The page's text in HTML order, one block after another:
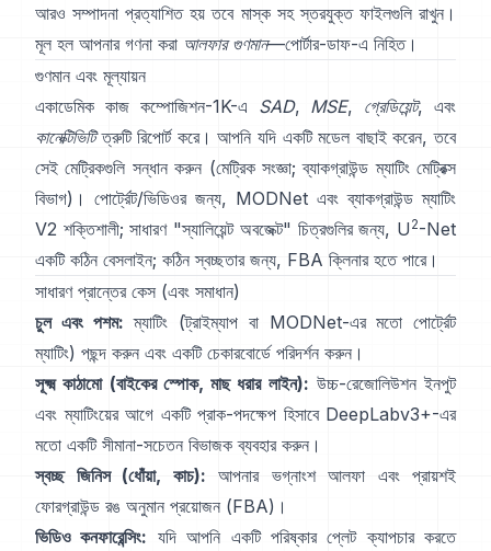
আরও সম্পাদনা প্রত্যাশিত হয় তবে মাস্ক সহ স্তরযুক্ত ফাইলগুলি রাখুন।
মূল হল আপনার গণনা করা আলফার গুণমান—পোর্টার-ডাফ-এ নিহিত।
গুণমান এবং মূল্যায়ন
একাডেমিক কাজ কম্পোজিশন-1K-এ SAD, MSE, গ্রেডিয়েন্ট, এবং
কানেক্টিভিটিত্রুটি রিপোর্ট করে। আপনি যদি একটি মডেল বাছাই করেন, তবে
সেই মেট্রিকগুলি সন্ধান করুন (মেট্রিক সংজ্ঞা; ব্যাকগ্রাউন্ড ম্যাটিং মেট্রিক্স
বিভাগ)। পোর্ট্রেট/ভিডিওর জন্য, MODNet এবং ব্যাকগ্রাউন্ড ম্যাটিং
V2 শক্তিশালী; সাধারণ "স্যালিয়েন্ট অবজেক্ট" চিত্রগুলির জন্য, U 2-Net
একটি কঠিন বেসলাইন; কঠিন স্বচ্ছতার জন্য, FBA ক্লিনার হতে পারে।
সাধারণ প্রান্তের কেস (এবং সমাধান)
চুল এবং পশম: ম্যাটিং (ট্রাইম্যাপ বা MODNet-এর মতো পোর্ট্রেট
ম্যাটিং) পছন্দ করুন এবং একটি চেকারবোর্ডে পরিদর্শন করুন।
সূক্ষ্ম কাঠামো (বাইকের স্পোক, মাছ ধরার লাইন): উচ্চ-রেজোলিউশন ইনপুট
এবং ম্যাটিংয়ের আগে একটি প্রাক-পদক্ষেপ হিসাবে DeepLabv3+-এর
মতো একটি সীমানা-সচেতন বিভাজক ব্যবহার করুন।
স্বচ্ছ জিনিস (ধোঁয়া, কাচ): আপনার ভগ্নাংশ আলফা এবং প্রায়শই
ফোরগ্রাউন্ড রঙ অনুমান প্রয়োজন (FBA)।
ভিডিও কনফারেন্সিং: যদি আপনি একটি পরিষ্কার প্লেট ক্যাপচার করতে